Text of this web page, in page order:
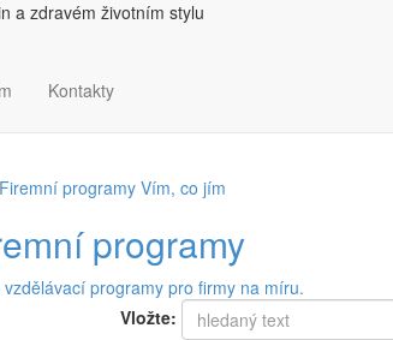
a zdravém životním stylu
Kontakty
programy
programy pro firmy na míru.
Vložte: